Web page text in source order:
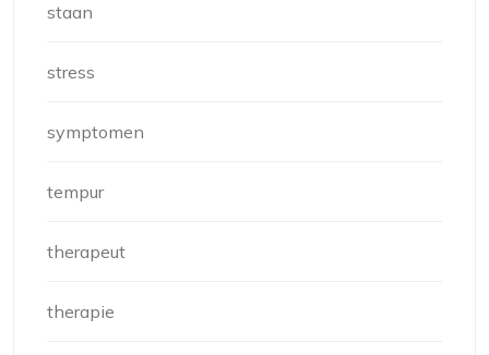
staan
stress
symptomen
tempur
therapeut
therapie